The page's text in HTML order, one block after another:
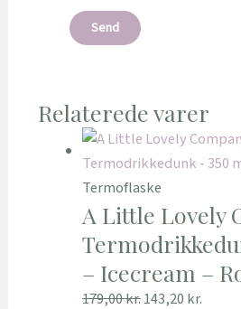
Relaterede varer
Termoflaske
A Little Lovely
– Icecream –
179,00kr.143,20 kr.